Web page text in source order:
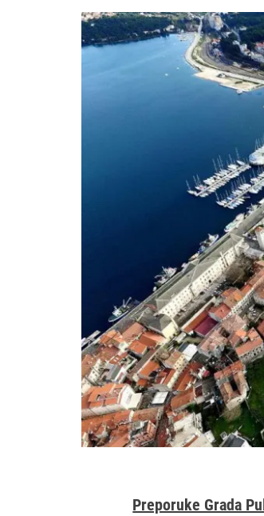
Preporuke Grada